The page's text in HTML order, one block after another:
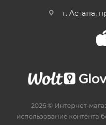
г. Астана,
2026 © Интернет-
использование контента